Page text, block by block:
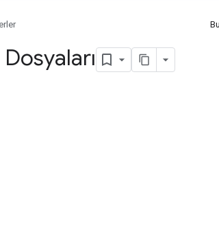
Dosyaları